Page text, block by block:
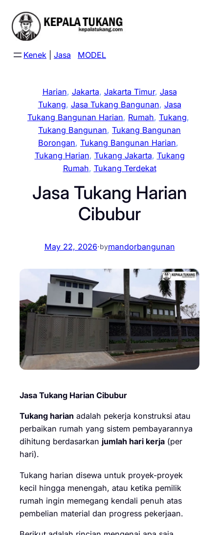
content
Kenek Jasa MODEL
Harian, Jakarta, Jakarta Timur, Jasa
Tukang, Jasa Tukang Bangunan, Jasa
Tukang Bangunan Harian, Rumah, Tukang
Tukang Bangunan, Tukang Bangunan
Borongan, Tukang Bangunan Harian
Tukang Harian, Tukang Jakarta, Tukang
Rumah, Tukang Terdekat
Jasa Tukang Harian
Cibubur
May 22, 2026·bymandorbangunan
Jasa Tukang Harian Cibubur
Tukang harian adalah pekerja konstruksi atau
perbaikan rumah yang sistem pembayarannya
dihitung berdasarkan jumlah hari kerja (per
hari).
Tukang harian disewa untuk proyek-proyek
kecil hingga menengah, atau ketika pemilik
rumah ingin memegang kendali penuh atas
pembelian material dan progress pekerjaan.